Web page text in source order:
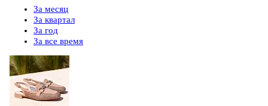
За месяц
За квартал
За год
За все время